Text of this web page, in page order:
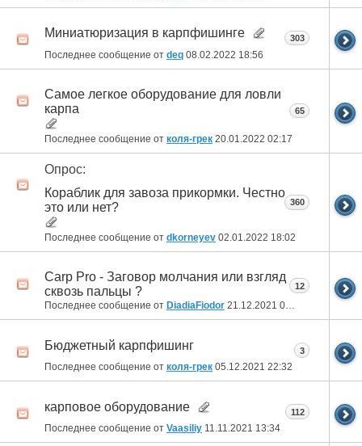
Миниатюризация в карпфишинге
Последнее сообщение от deq 08.02.2022 18:56
303
Самое легкое оборудование для ловли
карпа
Последнее сообщение от коля-грек 20.01.2022 02:17
65
Опрос:
Кораблик для завоза прикормки. Честно
это или нет?
Последнее сообщение от dkorneyev 02.01.2022 18:02
360
Carp Pro - Заговор молчания или взгляд
сквозь пальцы ?
Последнее сообщение от DiadiaFiodor 21.12.2021 09:20
12
Бюджетный карпфишинг
Последнее сообщение от коля-грек 05.12.2021 22:32
3
карповое оборудование
Последнее сообщение от Vaasiliy 11.11.2021 13:34
112